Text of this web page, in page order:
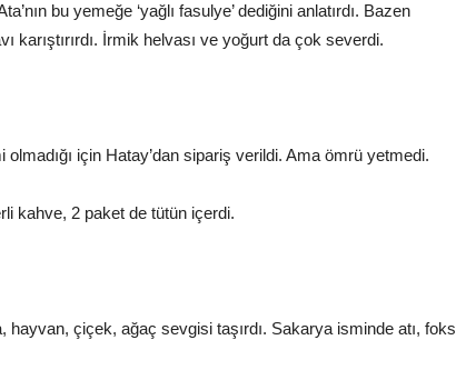
bu yemeğe ‘yağlı fasulye’ dediğini anlatırdı. Bazen
karıştırırdı. İrmik helvası ve yoğurt da çok severdi.
için Hatay’dan sipariş verildi. Ama ömrü yetmedi.
kahve, 2 paket de tütün içerdi.
hayvan, çiçek, ağaç sevgisi taşırdı. Sakarya isminde atı, foks